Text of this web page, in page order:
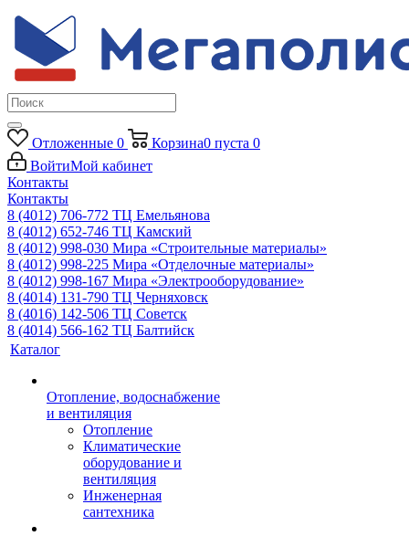
Отложенные 0 Корзина0 пуста 0
ВойтиМой кабинет
Контакты
Контакты
8 (4012) 706-772 ТЦ Емельянова
8 (4012) 652-746 ТЦ Камский
8 (4012) 998-030 Мира «Строительные материалы»
8 (4012) 998-225 Мира «Отделочные материалы»
8 (4012) 998-167 Мира «Электрооборудование»
8 (4014) 131-790 ТЦ Черняховск
8 (4016) 142-506 ТЦ Советск
8 (4014) 566-162 ТЦ Балтийск
Каталог
Отопление, водоснабжение
и вентиляция
Отопление
Климатические
оборудование и
вентиляция
Инженерная
сантехника